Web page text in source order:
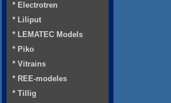
* Electrotren
* Liliput
* LEMATEC Models
* Piko
* Vitrains
* REE-modeles
* Tillig